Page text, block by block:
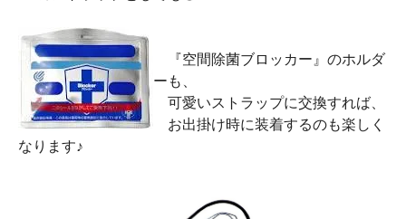
『空間除菌ブロッカー』のホルダ
ーも、
可愛いストラップに交換すれば、
お出掛け時に装着するのも楽しく
なります♪